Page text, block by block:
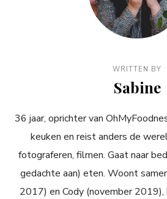
WRITTEN BY
Sabine
36 jaar, oprichter van
keuken en reist anders de
fotograferen, filmen. Gaat naar
gedachte aan) eten. Woont
2017) en Cody (november 2019),